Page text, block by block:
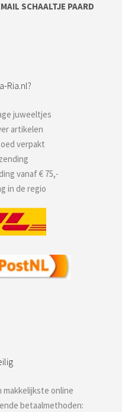
SCHAALTJE PAARD
Ria.nl?
juweeltjes
artikelen
verpakt
vanaf € 75,-
in de regio
makkelijkste online
betaalmethoden: